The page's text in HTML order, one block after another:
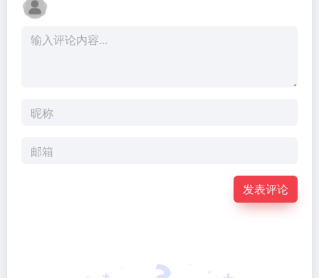
发表评论